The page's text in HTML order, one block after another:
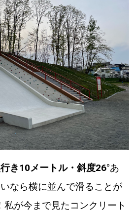
き10メートル・斜度26°あ
なら横に並んで滑ることが
私が今まで見たコンクリート